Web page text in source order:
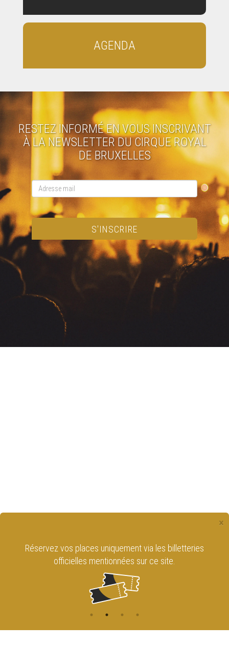
AGENDA
RESTEZ INFORMÉ EN VOUS INSCRIVANT
À LA NEWSLETTER DU CIRQUE ROYAL
DE BRUXELLES
S'INSCRIRE
×
Réservez vos places uniquement via les billetteries
officielles mentionnées sur ce site.